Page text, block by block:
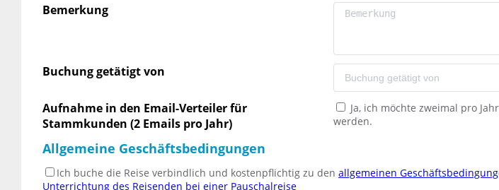
Bemerkung
Buchung getätigt von
Aufnahme in den Email-Verteiler für
Stammkunden (2 Emails pro Jahr)
Ja, ich möchte zweimal pro
werden.
Allgemeine Geschäftsbedingungen
Ich buche die Reise verbindlich und kostenpflichtig zu den allgemeinen
Unterrichtung des Reisenden bei einer Pauschalreise